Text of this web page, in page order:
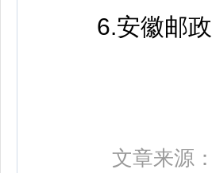
6.安徽邮政
文章来源：